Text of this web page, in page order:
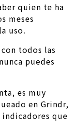
quien te ha
meses
uso.
todos las
puedes
es muy
en Grindr,
que